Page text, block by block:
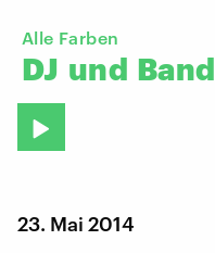
Alle Farben
DJ und Band
23. Mai 2014